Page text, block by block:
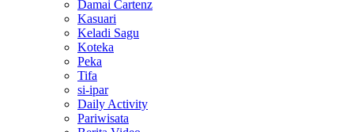
Damai Cartenz
Kasuari
Keladi Sagu
Koteka
Peka
Tifa
si-ipar
Daily Activity
Pariwisata